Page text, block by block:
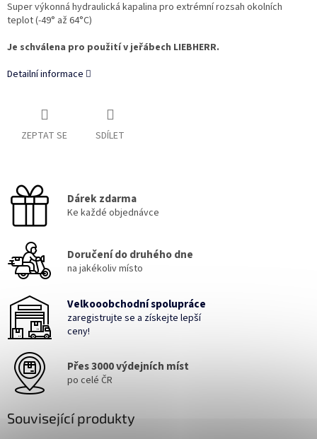
Super výkonná hydraulická kapalina pro extrémní rozsah okolních
teplot (-49° až 64°C)
Je schválena pro použití v jeřábech LIEBHERR.
Detailní informace
ZEPTAT SE SDÍLET
Dárek zdarma
Ke každé objednávce
Doručení do druhého dne
na jakékoliv místo
Velkooobchodní spolupráce
zaregistrujte se a získejte lepší
ceny!
Přes 3000 výdejních míst
po celé ČR
Související produkty